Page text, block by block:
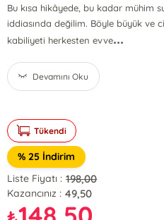
Bu kısa hikâyede, bu kadar mühim
iddiasında değilim. Böyle büyük ve
kabiliyeti herkesten evve...
Devamını Oku
Tükendi
% 25 İndirim
Liste Fiyatı : 198,00
Kazancınız : 49,50